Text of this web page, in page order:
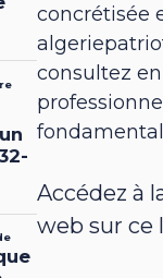
concrétisée
consultez
Accédez à
web sur ce